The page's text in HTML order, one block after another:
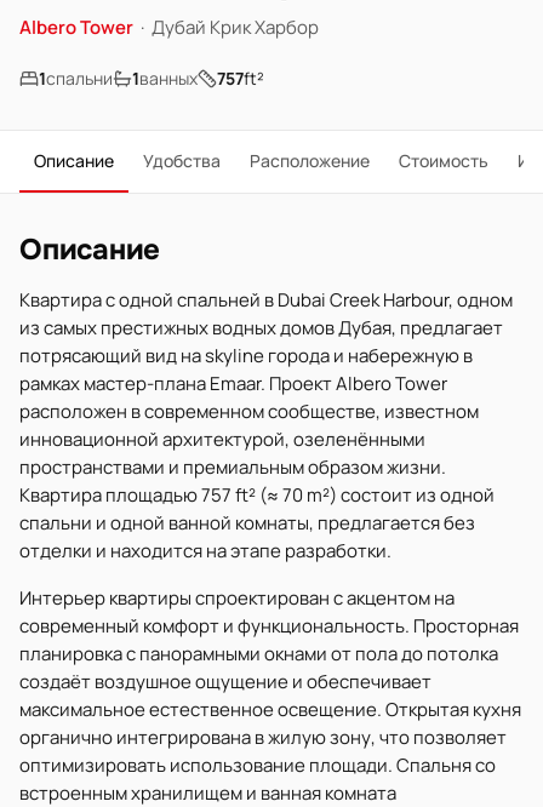
Albero Tower · Дубай Крик Харбор
1спальни 1ванных 757ft²
Описание Удобства Расположение Стоимость
Описание
Квартира с одной спальней в Dubai Creek Harbour, одном
из самых престижных водных домов Дубая, предлагает
потрясающий вид на skyline города и набережную в
рамках мастер-плана Emaar. Проект Albero Tower
расположен в современном сообществе, известном
инновационной архитектурой, озеленёнными
пространствами и премиальным образом жизни.
Квартира площадью 757 ft² (≈ 70 m²) состоит из одной
спальни и одной ванной комнаты, предлагается без
отделки и находится на этапе разработки.
Интерьер квартиры спроектирован с акцентом на
современный комфорт и функциональность. Просторная
планировка с панорамными окнами от пола до потолка
создаёт воздушное ощущение и обеспечивает
максимальное естественное освещение. Открытая кухня
органично интегрирована в жилую зону, что позволяет
оптимизировать использование площади. Спальня со
встроенным хранилищем и ванная комната